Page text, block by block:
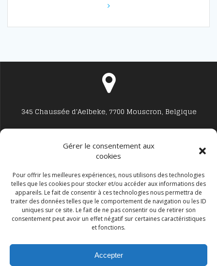
Gérer le consentement aux
cookies
Pour offrir les meilleures expériences, nous utilisons des technologies
telles que les cookies pour stocker et/ou accéder aux informations des
appareils. Le fait de consentir à ces technologies nous permettra de
traiter des données telles que le comportement de navigation ou les ID
uniques sur ce site. Le fait de ne pas consentir ou de retirer son
consentement peut avoir un effet négatif sur certaines caractéristiques
et fonctions.
Accepter
des
345 Chaussée d'Aelbeke, 7700 Mouscron, Belgique
Studio7700@live.be